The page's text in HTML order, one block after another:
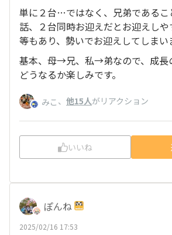
単に２台…ではなく、兄弟であるこ
話、２台同時お迎えだとお迎えしや
等もあり、勢いでお迎えしてしまい
基本、母→兄、私→弟なので、成長
どうなるか楽しみです。
みこ 、 他15人がリアクション
いいね
ぽんね
2025/02/16 17:53